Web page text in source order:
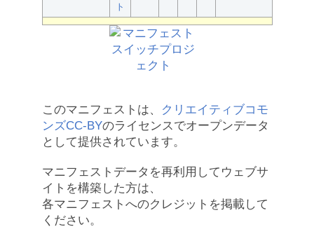
ト
このマニフェストは、
クリエイティブコモ
ンズCC-BYのライセンスでオープンデータ
として提供されています。
マニフェストデータを再利用してウェブサ
イトを構築した方は、
各マニフェストへのクレジットを掲載して
ください。